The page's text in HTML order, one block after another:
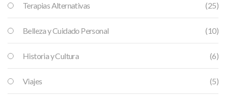
Terapias Alternativas (25)
Belleza y Cuidado Personal (10)
Historia y Cultura (6)
Viajes (5)